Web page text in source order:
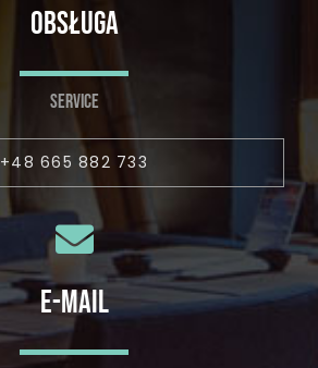
OBSŁUGA
SERVICE
+48 665 882 733
E-MAIL